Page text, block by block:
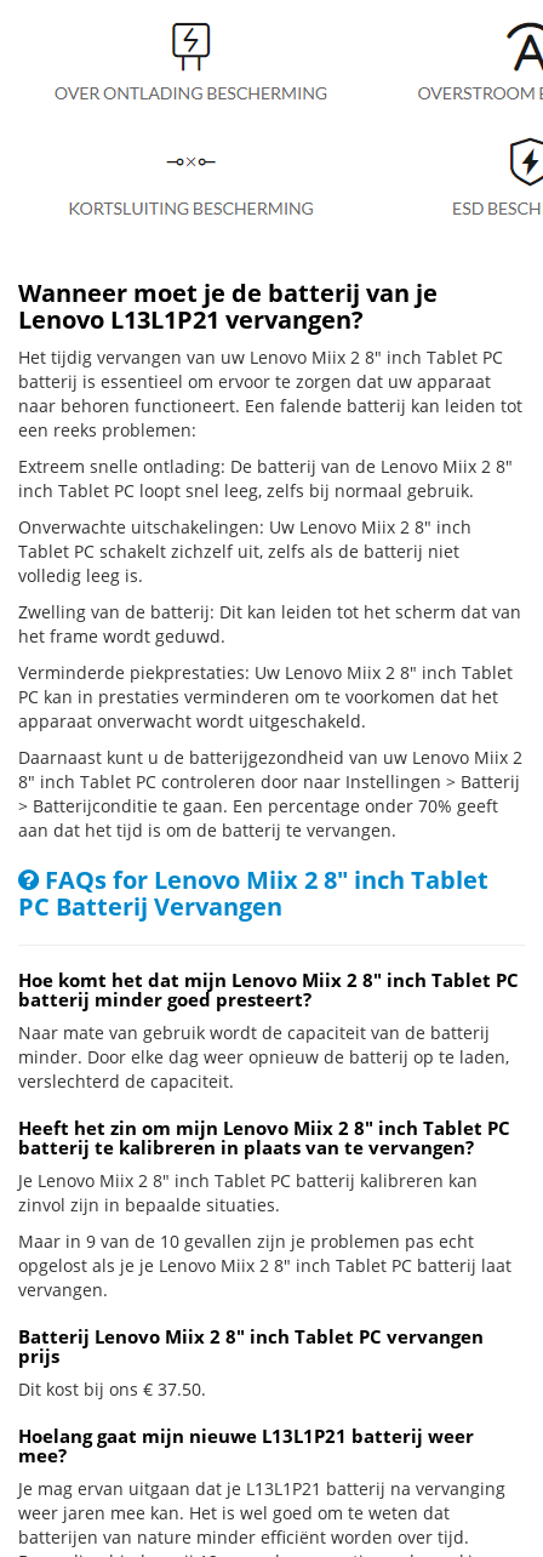
Wanneer moet je de batterij van je
Lenovo L13L1P21 vervangen?
Het tijdig vervangen van uw Lenovo Miix 2 8" inch Tablet PC
batterij is essentieel om ervoor te zorgen dat uw apparaat
naar behoren functioneert. Een falende batterij kan leiden tot
een reeks problemen:
Extreem snelle ontlading: De batterij van de Lenovo Miix 2 8"
inch Tablet PC loopt snel leeg, zelfs bij normaal gebruik.
Onverwachte uitschakelingen: Uw Lenovo Miix 2 8" inch
Tablet PC schakelt zichzelf uit, zelfs als de batterij niet
volledig leeg is.
Zwelling van de batterij: Dit kan leiden tot het scherm dat van
het frame wordt geduwd.
Verminderde piekprestaties: Uw Lenovo Miix 2 8" inch Tablet
PC kan in prestaties verminderen om te voorkomen dat het
apparaat onverwacht wordt uitgeschakeld.
Daarnaast kunt u de batterijgezondheid van uw Lenovo Miix 2
8" inch Tablet PC controleren door naar Instellingen > Batterij
> Batterijconditie te gaan. Een percentage onder 70% geeft
aan dat het tijd is om de batterij te vervangen.
FAQs for Lenovo Miix 2 8" inch Tablet
PC Batterij Vervangen
Hoe komt het dat mijn Lenovo Miix 2 8" inch Tablet PC
batterij minder goed presteert?
Naar mate van gebruik wordt de capaciteit van de batterij
minder. Door elke dag weer opnieuw de batterij op te laden,
verslechterd de capaciteit.
Heeft het zin om mijn Lenovo Miix 2 8" inch Tablet PC
batterij te kalibreren in plaats van te vervangen?
Je Lenovo Miix 2 8" inch Tablet PC batterij kalibreren kan
zinvol zijn in bepaalde situaties.
Maar in 9 van de 10 gevallen zijn je problemen pas echt
opgelost als je je Lenovo Miix 2 8" inch Tablet PC batterij laat
vervangen.
Batterij Lenovo Miix 2 8" inch Tablet PC vervangen
prijs
Dit kost bij ons € 37.50.
Hoelang gaat mijn nieuwe L13L1P21 batterij weer
mee?
Je mag ervan uitgaan dat je L13L1P21 batterij na vervanging
weer jaren mee kan. Het is wel goed om te weten dat
batterijen van nature minder efficiënt worden over tijd.